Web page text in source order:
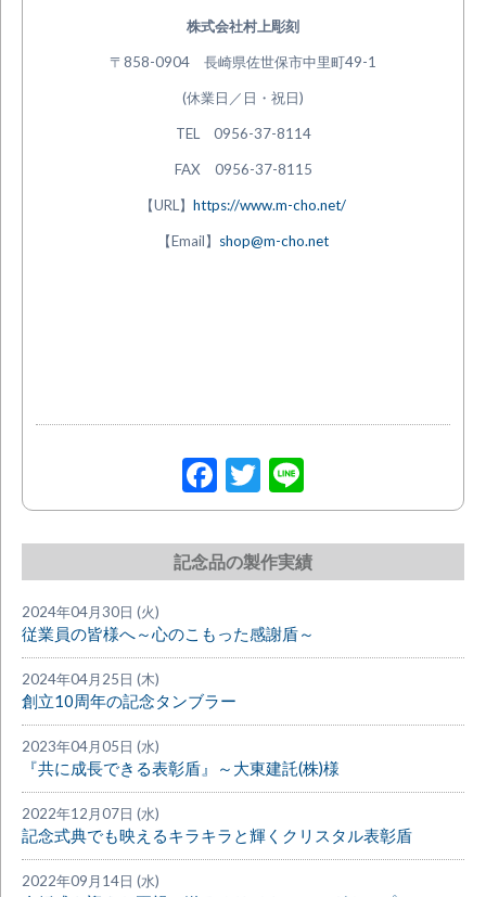
株式会社村上彫刻
〒858-0904 長崎県佐世保市中里町49-1
(休業日／日・祝日)
TEL 0956-37-8114
FAX 0956-37-8115
【URL】 https://www.m-cho.net/
【Email】 shop@m-cho.net
Facebook
Twitter
記念品の製作実績
2024年04月30日 (火)
従業員の皆様へ～心のこもった感謝盾～
2024年04月25日 (木)
創立10周年の記念タンブラー
2023年04月05日 (水)
『共に成長できる表彰盾』～大東建託(株)様
2022年12月07日 (水)
記念式典でも映えるキラキラと輝くクリスタル表彰盾
2022年09月14日 (水)